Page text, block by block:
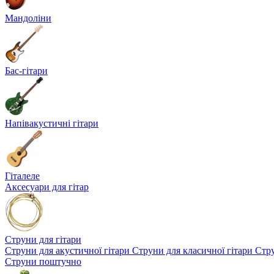
Мандоліни
Бас-гітари
Напівакустичні гітари
Гіталеле
Аксесуари для гітар
Струни для гітари
Струни для акустичної гітари Струни для класичної гітари
Струни поштучно